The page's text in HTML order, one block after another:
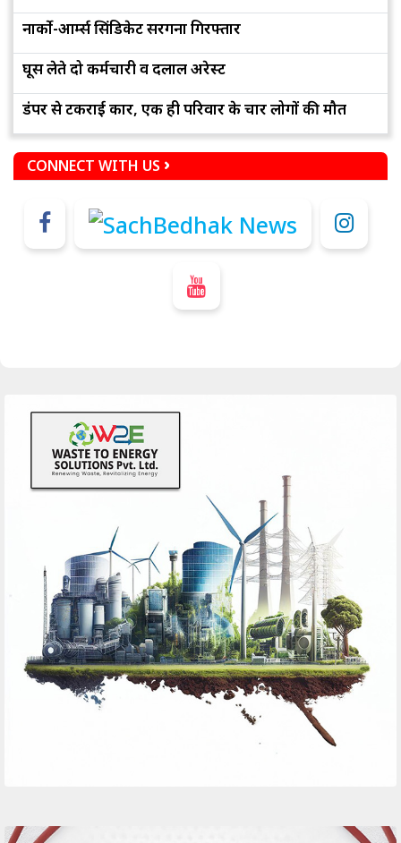
नार्को-आर्म्स सिंडिकेट सरगना गिरफ्तार
घूस लेते दो कर्मचारी व दलाल अरेस्ट
डंपर से टकराई कार, एक ही परिवार के चार लोगों की मौत
CONNECT WITH US